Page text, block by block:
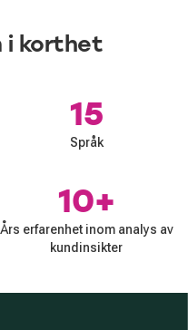
i korthet
15
Språk
10+
Års erfarenhet inom analys av
kundinsikter